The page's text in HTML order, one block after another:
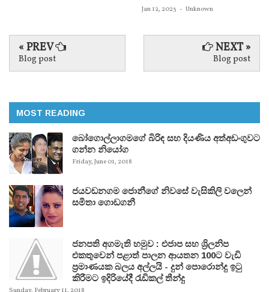
Jan 12, 2023 - Unknown
« PREV
Blog post
NEXT »
Blog post
MOST READING
බෝගොල්ලාගමගේ බිරිඳ සහ දියණිය අත්අඩංගුවට
ගන්න නියෝග
Friday, June 01, 2018
ජයවඩනගම ජොනීගේ නිවසේ වැසිකිලි වලෙන්
සමිතා ගොඩගනී
ජනපති අගමැති හමුව : එජාප සහ ශ්‍රිලනිප
එකතුවෙන් පළාත් පාලන ආයතන 100ට වැඩි
ප්‍රමාණයක බලය අල්ලයි - දුන් පොරොන්දු ඉටු
කිරීමට ඉදිරියේදී රැඩිකල් තීන්දු